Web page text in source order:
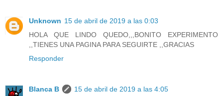
Unknown 15 de abril de 2019 a las 0:03
HOLA QUE LINDO QUEDO,,,BONITO EXPERIMENTO
,,TIENES UNA PAGINA PARA SEGUIRTE ,,GRACIAS
Responder
Blanca B
15 de abril de 2019 a las 4:05